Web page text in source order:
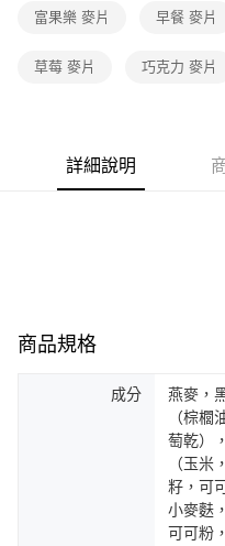
富果樂 麥片 早餐 麥片
草莓 麥片 巧克力 麥片
詳細說明
商品規格
成分
燕麥，
（棕櫚
萄乾）
（玉米
籽，可
小麥麩
可可粉